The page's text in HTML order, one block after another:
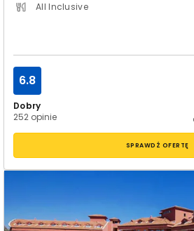
All Inclusive
Dobry
252 opinie
6.8
SPRAWDŹ OFERTĘ